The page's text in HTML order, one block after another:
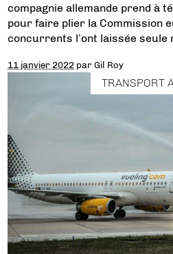
compagnie allemande prend à
pour faire plier la Commission
concurrents l’ont laissée seule
11 janvier 2022 parGil Roy
TRANSPORT